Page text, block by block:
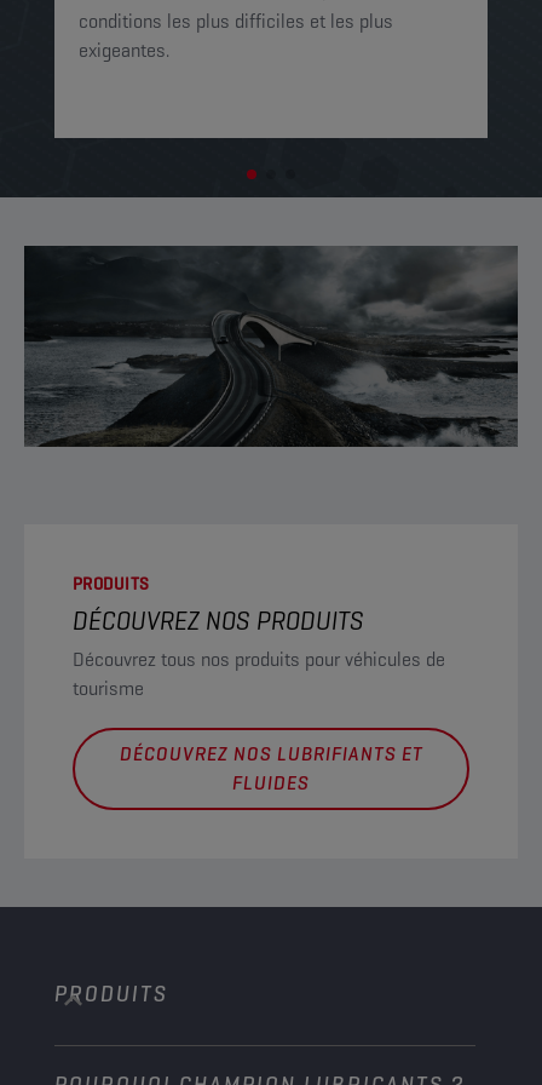
conditions les plus difficiles et les plus
exigeantes.
PRODUITS
DÉCOUVREZ NOS PRODUITS
Découvrez tous nos produits pour véhicules de
tourisme
DÉCOUVREZ NOS LUBRIFIANTS ET
FLUIDES
PRODUITS